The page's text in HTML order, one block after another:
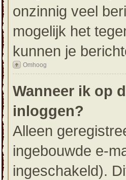
onzinnig veel
mogelijk het
kunnen je
Omhoog
Wanneer ik op
inloggen?
Alleen
ingebouwde e-
ingeschakeld).